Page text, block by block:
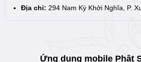
Địa chỉ: 294 Nam Kỳ Khởi Nghĩa, P.
Ứng dụng mobile Phật